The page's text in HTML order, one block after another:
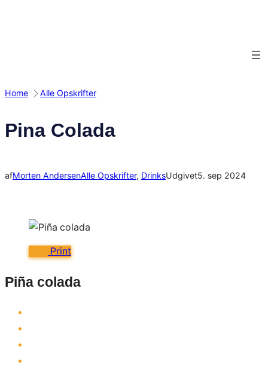
Home Alle Opskrifter
Pina Colada
afMorten AndersenAlle Opskrifter, DrinksUdgivet5. sep 2024
Print
Piña colada